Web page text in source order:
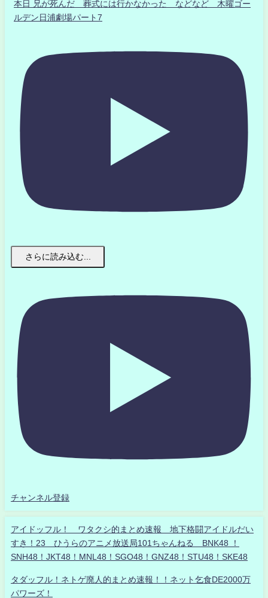
本日 兄が死んだ 葬式には行かなかった などなど 木曜ゴー
ルデン日浦劇場パート7
さらに読み込む...
チャンネル登録
アイドッフル！ ワタクシ的まとめ速報 地下格闘アイドルだい
すき！23 ひうらのアニメ放送局101ちゃんねる BNK48 ！
SNH48！JKT48！MNL48！SGO48！GNZ48！STU48！SKE48
タダッフル！ネトゲ廃人的まとめ速報！！ネット乞食DE2000万
パワーズ！